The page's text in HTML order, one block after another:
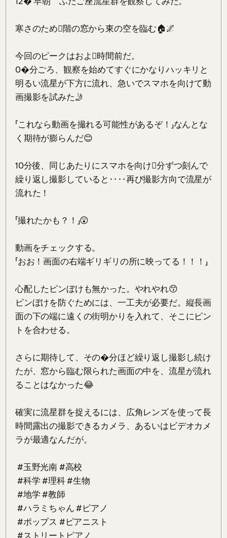
寒さのため𰀒階の窓から東の空を臨む🏠🌌
今回のピークはおよ𰗘時間前だ。
0�分ごろ、観察を始めてすぐにかなりハッキリと
明るい流星が下方に流れ、急いでスマホを向けて動
画撮影を試みた🤳
「これなら動画を撮れる可能性があるぞ！」なんとな
く期待が膨らんだ😊
10分後、同じあたりにスマホを向け𰙢分ずつ刻んで
繰り返し撮影していると‥‥再び撮影方向で流星が
流れた！
「撮れたかも？！」😲
動画をチェックする。
「おお！画面の右端ギリギリの所に映ってる！！！」
心配したピンぼけも無かった。やれやれ😙
ピンぼけを防ぐためには、一工夫が必要だ。縦長画
面の下の端に遠くの街明かりを入れて、そこにピン
トを合わせる。
さらに期待して、その�分ほど繰り返し撮影し続け
たが、窓から臨む限られた画面の中を、流星が流れ
ることはなかった😂
確実に流星群を捉えるには、広角レンズを使って長
時間露出の撮影できるカメラ、あるいはビデオカメ
ラが最適なんだが。